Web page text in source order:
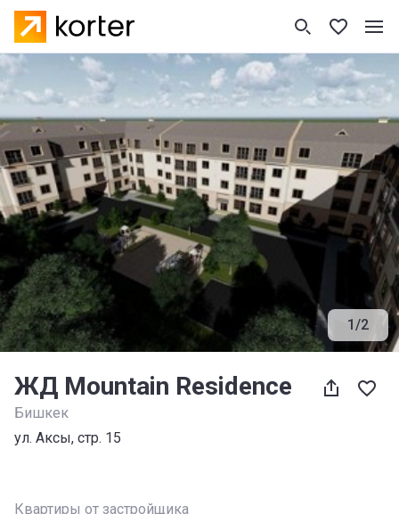
1/2
ЖД Mountain Residence
Бишкек
ул. Аксы, стр. 15
Квартиры от застройщика